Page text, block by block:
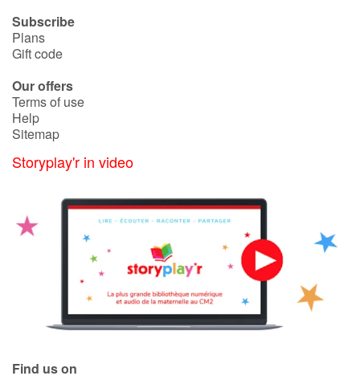
Subscribe
Plans
Gift code
Our offers
Terms of use
Help
Sitemap
Storyplay'r in video
Find us on